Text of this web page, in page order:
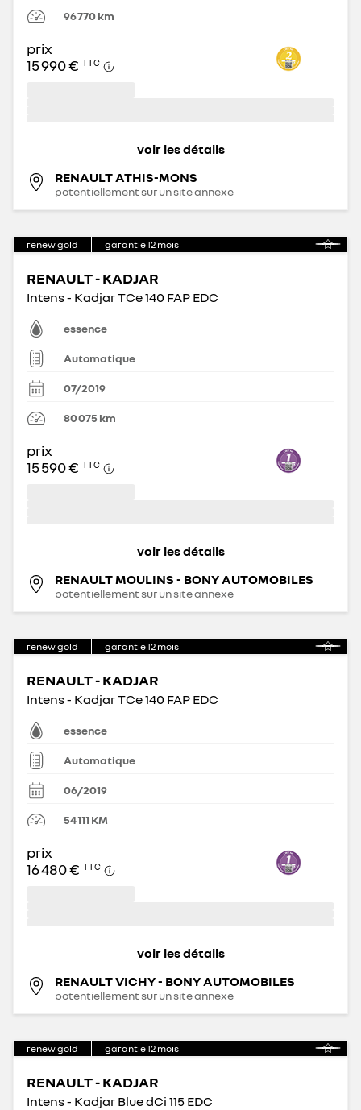
96 770km
prix
15 990 € TTC
voir les détails
RENAULT ATHIS-MONS
potentiellement sur un site annexe
renew gold garantie12 mois
RENAULT - KADJAR
Intens - Kadjar TCe 140 FAP EDC
essence
Automatique
07/2019
80 075 km
prix
15 590 € TTC
voir les détails
RENAULT MOULINS - BONY AUTOMOBILES
potentiellement sur un site annexe
renew gold garantie12 mois
RENAULT - KADJAR
Intens - Kadjar TCe 140 FAP EDC
essence
Automatique
06/2019
54 111 KM
prix
16 480 € TTC
voir les détails
RENAULT VICHY - BONY AUTOMOBILES
potentiellement sur un site annexe
renew gold garantie12 mois
RENAULT - KADJAR
Intens - Kadjar Blue dCi 115 EDC